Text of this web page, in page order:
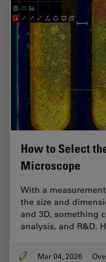
How to Select
Microscope
With a
the size and
and 3D, something
analysis, and R&D.
Mar 04, 2026